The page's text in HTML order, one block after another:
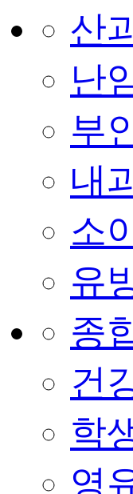
산
난
부
내
소
유
종
건
학
영